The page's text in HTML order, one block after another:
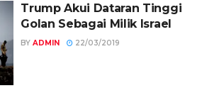
Trump Akui Dataran Tinggi
Golan Sebagai Milik Israel
BY ADMIN 22/03/2019